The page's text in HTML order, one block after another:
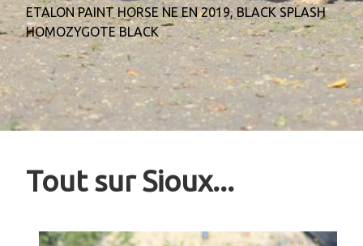
ETALON PAINT HORSE NE EN 2019, BLACK SPLASH
HOMOZYGOTE BLACK
Tout sur Sioux...